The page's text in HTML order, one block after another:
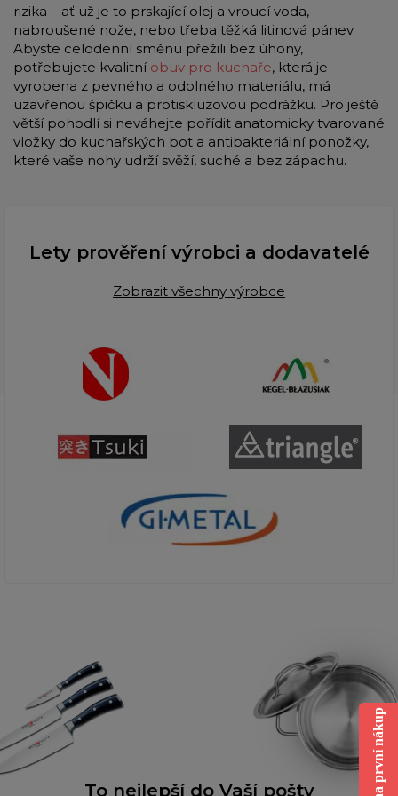
rizika – ať už je to prskající olej a vroucí voda,
nabroušené nože, nebo třeba těžká litinová pánev.
Abyste celodenní směnu přežili bez úhony,
potřebujete kvalitní obuv pro kuchaře, která je
vyrobena z pevného a odolného materiálu, má
uzavřenou špičku a protiskluzovou podrážku. Pro ještě
větší pohodlí si neváhejte pořídit anatomicky tvarované
vložky do kuchařských bot a antibakteriální ponožky,
které vaše nohy udrží svěží, suché a bez zápachu.
Lety prověření výrobci a dodavatelé
Zobrazit všechny výrobce
To nejlepší do Vaší pošty